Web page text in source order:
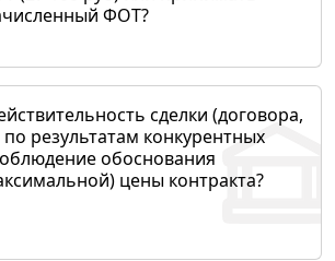
ФОТ?
сделки (договора,
результатам конкурентных
обоснования
цены контракта?